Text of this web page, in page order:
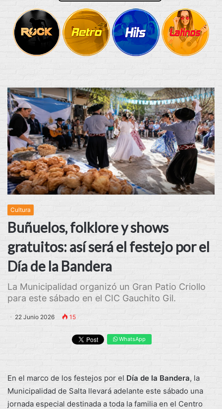
Cultura
Buñuelos, folklore y shows
gratuitos: así será el festejo por el
Día de la Bandera
La Municipalidad organizó un Gran Patio Criollo
para este sábado en el CIC Gauchito Gil.
22 Junio 2026 15
WhatsApp
En el marco de los festejos por el Día de la Bandera, la
Municipalidad de Salta llevará adelante este sábado una
jornada especial destinada a toda la familia en el Centro